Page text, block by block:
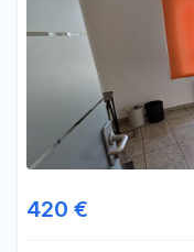
420 €